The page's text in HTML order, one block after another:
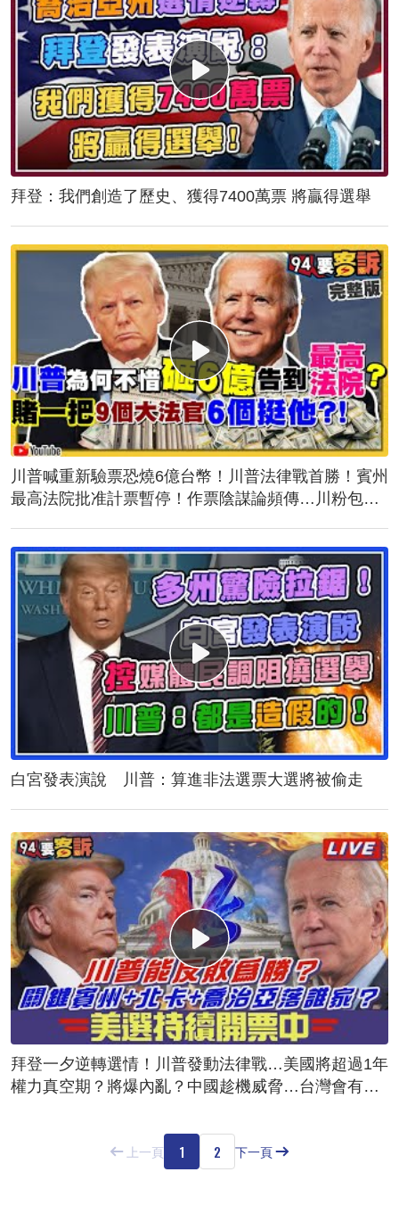
拜登：我們創造了歷史、獲得7400萬票 將贏得選舉
川普喊重新驗票恐燒6億台幣！川普法律戰首勝！賓州
最高法院批准計票暫停！作票陰謀論頻傳…川粉包圍
白宮發表演說 川普：算進非法選票大選將被偷走
拜登一夕逆轉選情！川普發動法律戰…美國將超過1年
權力真空期？將爆內亂？中國趁機威脅…台灣會有危
上一頁 1 2 下一頁